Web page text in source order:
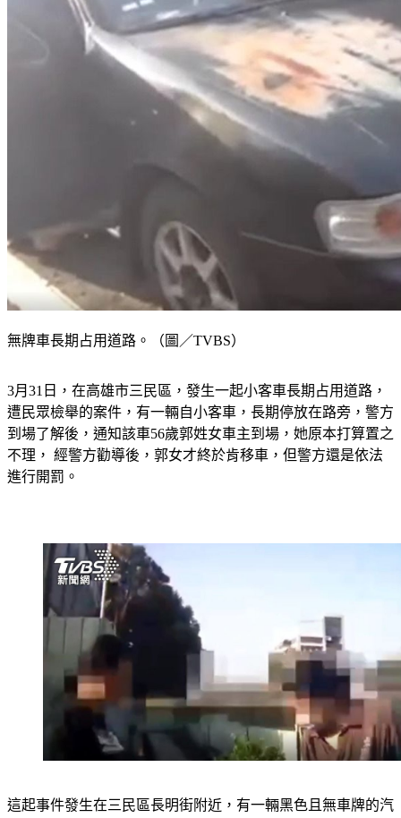
遭民眾檢舉的案件，有一輛自小客車，長期停放在路旁，警方
到場了解後，通知該車56歲郭姓女車主到場，她原本打算置之
不理， 經警方勸導後，郭女才終於肯移車，但警方還是依法
進行開罰。
車，長期停在路旁，已占用道路許久，民眾察覺此事，進行檢